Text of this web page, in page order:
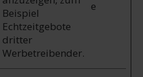
Beispiel
Echtzeitgebote
dritter
Werbetreibender.
e